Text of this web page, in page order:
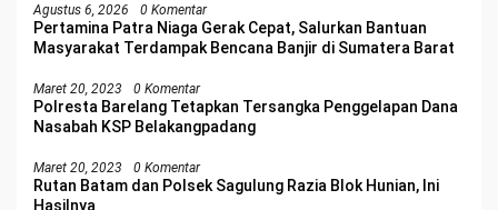
Agustus 6, 2026 0 Komentar
Pertamina Patra Niaga Gerak Cepat, Salurkan Bantuan
Masyarakat Terdampak Bencana Banjir di Sumatera Barat
Maret 20, 2023 0 Komentar
Polresta Barelang Tetapkan Tersangka Penggelapan Dana
Nasabah KSP Belakangpadang
Maret 20, 2023 0 Komentar
Rutan Batam dan Polsek Sagulung Razia Blok Hunian, Ini
Hasilnya